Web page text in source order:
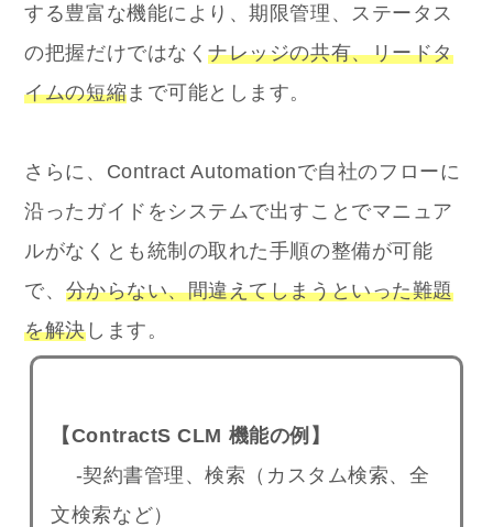
する豊富な機能により、期限管理、ステータス
の把握だけではなくナレッジの共有、リードタ
イムの短縮 まで可能とします。
さらに、Contract Automationで自社のフローに
沿ったガイドをシステムで出すことでマニュア
ルがなくとも統制の取れた手順の整備が可能
で、 分からない、間違えてしまうといった難題
を解決 します。
【ContractS CLM 機能の例】
-契約書管理、検索（カスタム検索、全
文検索など）